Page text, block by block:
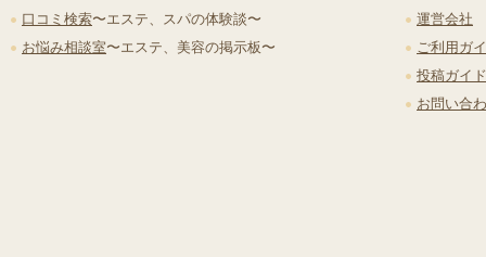
口コミ検索〜エステ、スパの体験談〜
お悩み相談室〜エステ、美容の掲示板〜
運営会社
ご利用ガ
投稿ガイ
お問い合